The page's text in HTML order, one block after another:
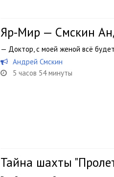
Яр-Мир — Смскин
— Доктор, с моей женой всё
Андрей Смскин
5 часов 54 минуты
Тайна шахты